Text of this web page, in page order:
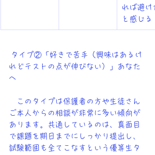
れば避け
と感じる
タイプ②「好きで苦手（興味はあるけ
れどテストの点が伸びない）」あなた
へ
このタイプは保護者の方や生徒さん
ご本人からの相談が非常に多い傾向が
あります。共通しているのは、真面目
で課題を期日までにしっかり提出し、
試験範囲も全てこなすという優等生タ